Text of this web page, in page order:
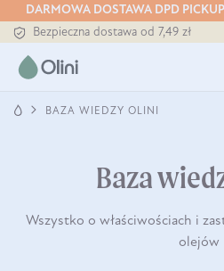
DARMOWA DOSTAWA DPD
Bezpieczna dostawa od 7,49 zł
Darmowa dostawa od 199 zł
Tłoczony zawsze na zimno
BAZA WIEDZY OLINI
Baza
Wszystko o właściwościach i
olejów